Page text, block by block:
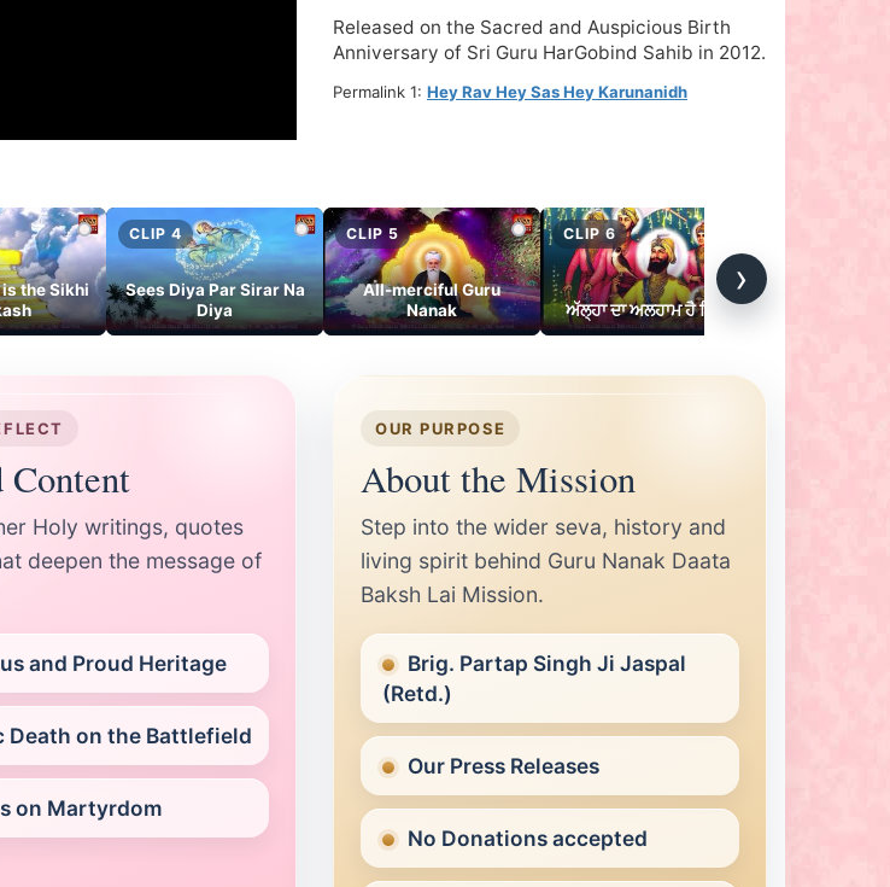
Released on the Sacred and Auspicious Birth
Anniversary of Sri Guru HarGobind Sahib in 2012.
Permalink 1: Hey Rav Hey Sas Hey Karunanidh
the Sikhi
CLIP 4
Sees Diya Par Sirar Na
Diya
CLIP 5
All-merciful Guru
Nanak
CLIP 6
ਅੱਲ੍ਹਾ ਦਾ ਅਲਹਾਮ ਹੈ ਸਿੱਖੀ
›
Content
Holy writings, quotes
deepen the message of
and Proud Heritage
Death on the Battlefield
on Martyrdom
OUR PURPOSE
About the Mission
Step into the wider seva, history and
living spirit behind Guru Nanak Daata
Baksh Lai Mission.
Brig. Partap Singh Ji Jaspal
(Retd.)
Our Press Releases
No Donations accepted